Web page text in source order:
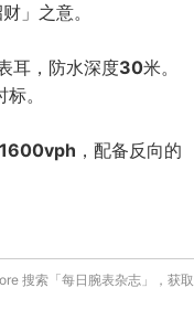
」之意。
耳，防水深度30米。
。
，配备反向的
搜索「每日腕表杂志」，获取